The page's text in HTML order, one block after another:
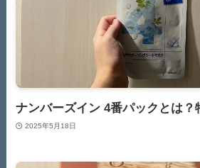
ナンバーズイン 4番パックとは？
2025年5月18日